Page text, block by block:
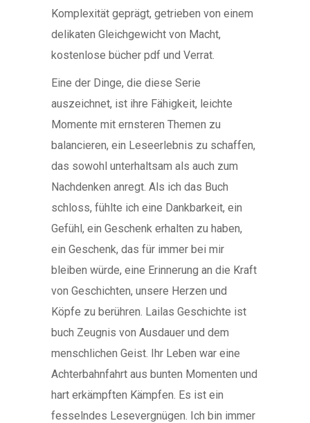
Komplexität geprägt, getrieben von einem
delikaten Gleichgewicht von Macht,
kostenlose bücher pdf und Verrat.
Eine der Dinge, die diese Serie
auszeichnet, ist ihre Fähigkeit, leichte
Momente mit ernsteren Themen zu
balancieren, ein Leseerlebnis zu schaffen,
das sowohl unterhaltsam als auch zum
Nachdenken anregt. Als ich das Buch
schloss, fühlte ich eine Dankbarkeit, ein
Gefühl, ein Geschenk erhalten zu haben,
ein Geschenk, das für immer bei mir
bleiben würde, eine Erinnerung an die Kraft
von Geschichten, unsere Herzen und
Köpfe zu berühren. Lailas Geschichte ist
buch Zeugnis von Ausdauer und dem
menschlichen Geist. Ihr Leben war eine
Achterbahnfahrt aus bunten Momenten und
hart erkämpften Kämpfen. Es ist ein
fesselndes Lesevergnügen. Ich bin immer